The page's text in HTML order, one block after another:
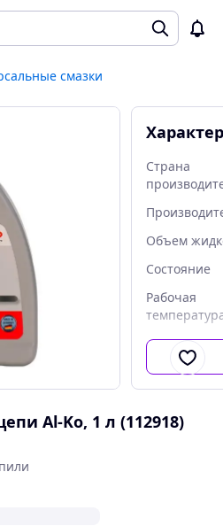
смазки
Страна
Объем
Состояние
Рабочая
Al-Ko, 1 л (112918)